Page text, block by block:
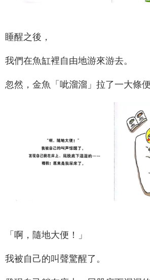
睡醒之後，
我們在魚缸裡自由地游來游去。
忽然，金魚「呲溜溜」拉了一大條便
「啊，隨地大便！」
我被自己的叫聲驚醒了。